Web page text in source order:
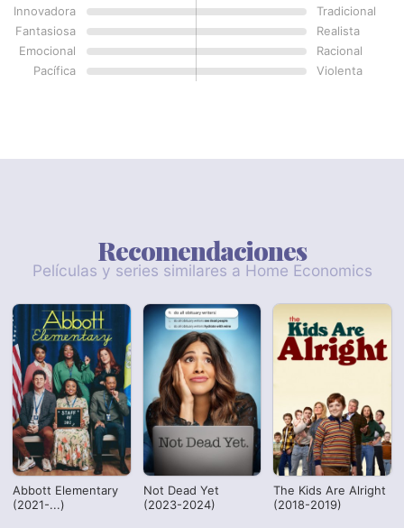
Innovadora
Tradicional
Fantasiosa
Realista
Emocional
Racional
Pacífica
Violenta
Recomendaciones
Películas y series similares a Home Economics
Abbott Elementary
(2021-...)
Not Dead Yet
(2023-2024)
The Kids Are Alright
(2018-2019)